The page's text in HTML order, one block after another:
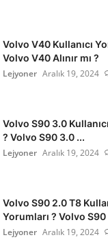
Volvo V40 Kullanıcı
Volvo V40 Alınır mı ?
Lejyoner Aralık 19, 2024
Volvo S90 3.0
? Volvo S90 3.0 ...
Lejyoner Aralık 19, 2024
Volvo S90 2.0 T8
Yorumları ? Volvo S90
Lejyoner Aralık 19, 2024